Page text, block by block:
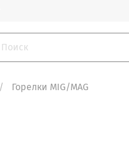
Горелки MIG/MAG